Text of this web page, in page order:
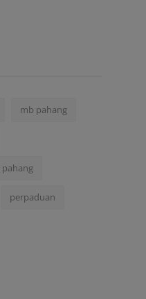
mb pahang
perpaduan